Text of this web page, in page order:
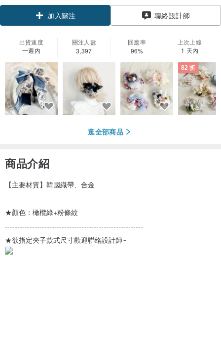
加入關注 聯絡設計師
出貨速度
一週內
關注人數
3,397
回應率
96%
上次上線
1 天內
82 折
逛全部商品
商品介紹
【主要材質】韓國織帶、合金
★顏色：橄欖綠+粉條紋
--------------------------------------------------------
★欲指定夾子款式尺寸歡迎聯絡設計師~